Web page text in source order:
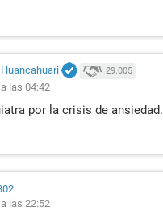
29.005
las 04:42
por la crisis de ansiedad.
las 22:52